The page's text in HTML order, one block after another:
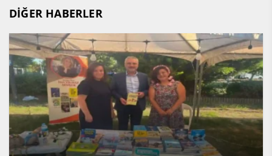
DİĞER HABERLER